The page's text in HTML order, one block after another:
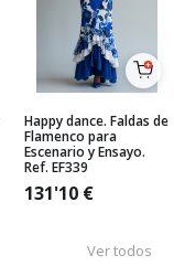
Happy dance. Faldas de
Flamenco para
Escenario y Ensayo.
Ref. EF339
131'10 €
Ver todos